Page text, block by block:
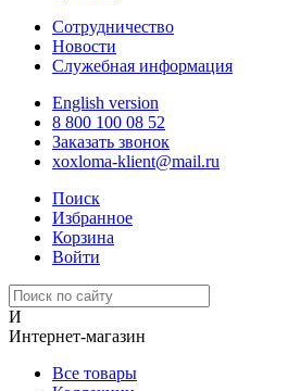
Сотрудничество
Новости
Служебная информация
English version
8 800 100 08 52
Заказать звонок
xoxloma-klient@mail.ru
Поиск
Избранное
Корзина
Войти
И
Интернет-магазин
Все товары